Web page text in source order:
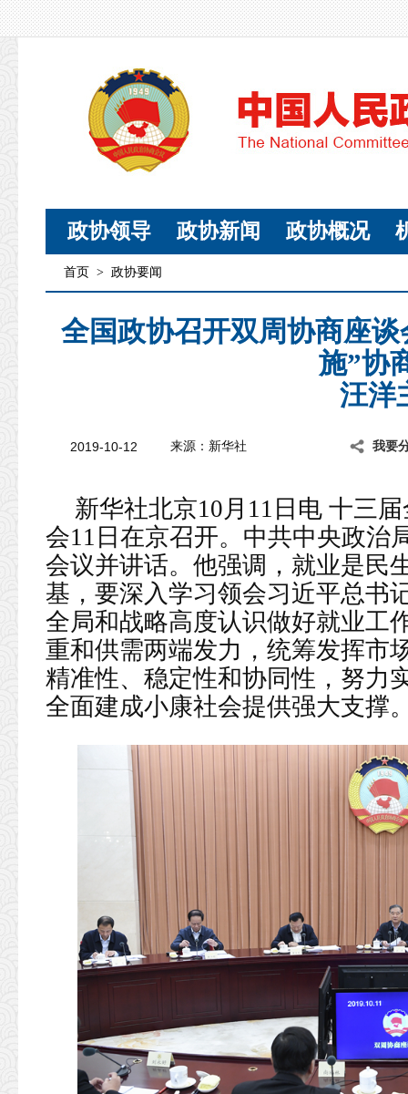
政协领导 政协新闻 政协概况
首页 > 政协要闻
全国政协召开双周协商座
施”协
汪洋
2019-10-12 来源：新华社 我要
新华社北京10月11日电 十三
会11日在京召开。中共中央政治
会议并讲话。他强调，就业是民
基，要深入学习领会习近平总书
全局和战略高度认识做好就业工
重和供需两端发力，统筹发挥市
精准性、稳定性和协同性，努力
全面建成小康社会提供强大支撑